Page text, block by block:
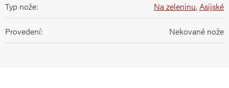
Typ nože: Na zeleninu,Asijské
Provedení: Nekované nože